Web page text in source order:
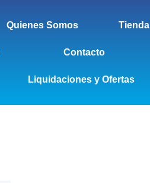
Quienes Somos Tienda
Contacto
Liquidaciones y Ofertas